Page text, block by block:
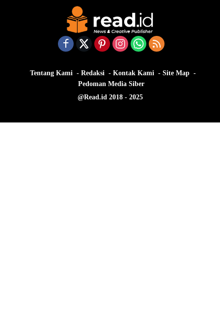
Tentang Kami Redaksi Kontak Kami
Site Map
Pedoman Media Siber
@Read.id 2018 - 2025